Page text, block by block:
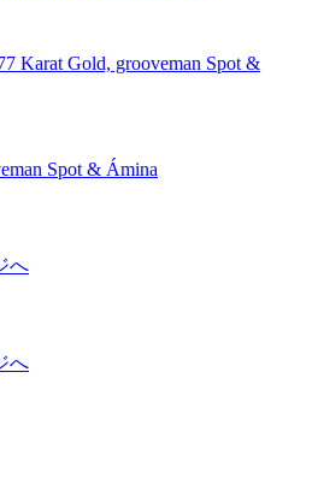
Karat Gold, grooveman Spot &
Spot & Ámina
へ
へ